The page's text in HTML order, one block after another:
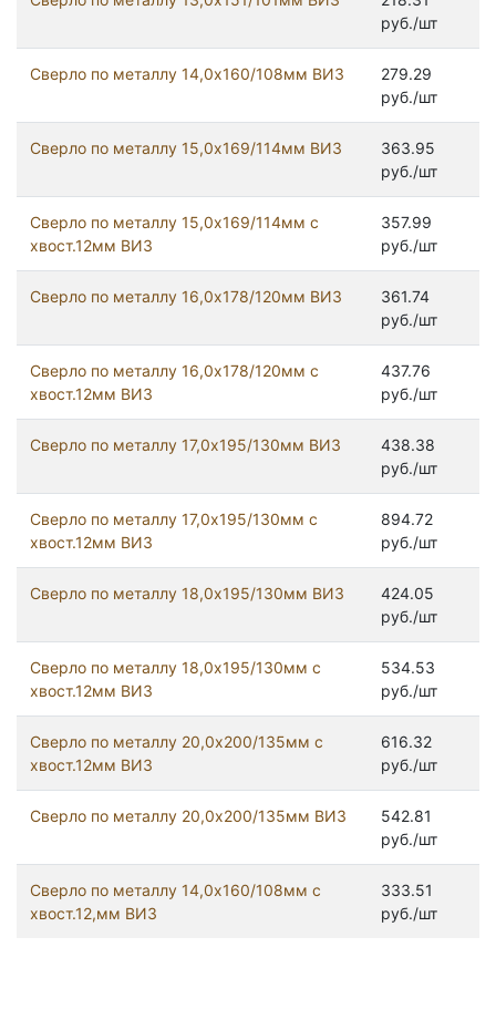
руб./шт
Сверло по металлу 14,0х160/108мм ВИЗ
279.29
руб./шт
Сверло по металлу 15,0х169/114мм ВИЗ
363.95
руб./шт
Сверло по металлу 15,0х169/114мм с
хвост.12мм ВИЗ
357.99
руб./шт
Сверло по металлу 16,0х178/120мм ВИЗ
361.74
руб./шт
Сверло по металлу 16,0х178/120мм с
хвост.12мм ВИЗ
437.76
руб./шт
Сверло по металлу 17,0х195/130мм ВИЗ
438.38
руб./шт
Сверло по металлу 17,0х195/130мм с
хвост.12мм ВИЗ
894.72
руб./шт
Сверло по металлу 18,0х195/130мм ВИЗ
424.05
руб./шт
Сверло по металлу 18,0х195/130мм с
хвост.12мм ВИЗ
534.53
руб./шт
Сверло по металлу 20,0х200/135мм с
хвост.12мм ВИЗ
616.32
руб./шт
Сверло по металлу 20,0х200/135мм ВИЗ
542.81
руб./шт
Сверло по металлу 14,0х160/108мм с
хвост.12,мм ВИЗ
333.51
руб./шт